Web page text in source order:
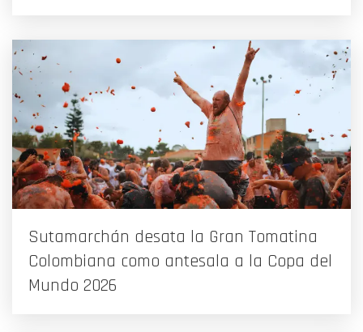
Sutamarchán desata la Gran Tomatina
Colombiana como antesala a la Copa del
Mundo 2026